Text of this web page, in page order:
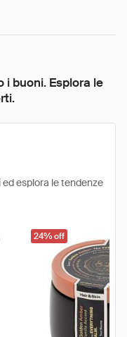
i buoni. Esplora le
esplora le tendenze
24% off